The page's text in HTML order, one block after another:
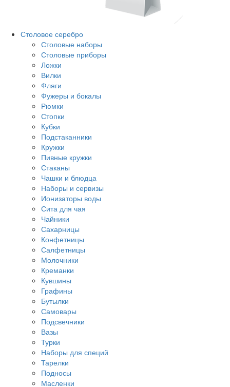
Столовое серебро
Столовые наборы
Столовые приборы
Ложки
Вилки
Фляги
Фужеры и бокалы
Рюмки
Стопки
Кубки
Подстаканники
Кружки
Пивные кружки
Стаканы
Чашки и блюдца
Наборы и сервизы
Ионизаторы воды
Сита для чая
Чайники
Сахарницы
Конфетницы
Салфетницы
Молочники
Креманки
Кувшины
Графины
Бутылки
Самовары
Подсвечники
Вазы
Турки
Наборы для специй
Тарелки
Подносы
Масленки